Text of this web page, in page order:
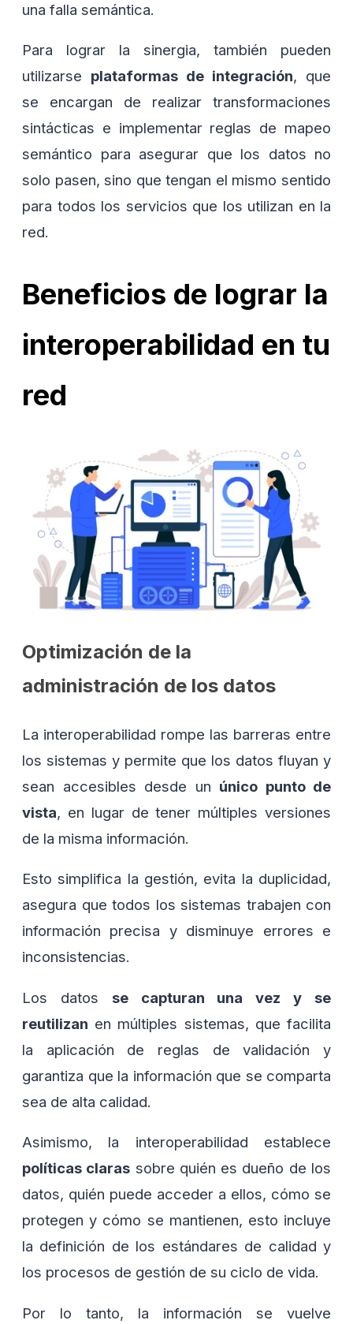
una falla semántica.
Para lograr la sinergia, también pueden
utilizarse plataformas de integración, que
se encargan de realizar transformaciones
sintácticas e implementar reglas de mapeo
semántico para asegurar que los datos no
solo pasen, sino que tengan el mismo sentido
para todos los servicios que los utilizan en la
red.
Beneficios de lograr la
interoperabilidad en tu
red
Optimización de la
administración de los datos
La interoperabilidad rompe las barreras entre
los sistemas y permite que los datos fluyan y
sean accesibles desde un único punto de
vista, en lugar de tener múltiples versiones
de la misma información.
Esto simplifica la gestión, evita la duplicidad,
asegura que todos los sistemas trabajen con
información precisa y disminuye errores e
inconsistencias.
Los datos se capturan una vez y se
reutilizan en múltiples sistemas, que facilita
la aplicación de reglas de validación y
garantiza que la información que se comparta
sea de alta calidad.
Asimismo, la interoperabilidad establece
políticas claras sobre quién es dueño de los
datos, quién puede acceder a ellos, cómo se
protegen y cómo se mantienen, esto incluye
la definición de los estándares de calidad y
los procesos de gestión de su ciclo de vida.
Por lo tanto, la información se vuelve